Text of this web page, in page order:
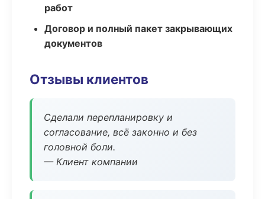
работ
Договор и полный пакет закрывающих
документов
Отзывы клиентов
Сделали перепланировку и
согласование, всё законно и без
головной боли.
— Клиент компании